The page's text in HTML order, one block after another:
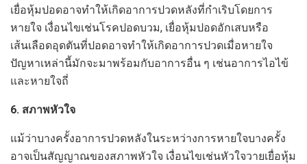
เยื่อหุ้มปอดอาจทำให้เกิดอาการปวดหลังที่กำเริบโดยการ
หายใจ เงื่อนไขเช่นโรคปอดบวม, เยื่อหุ้มปอดอักเสบหรือ
เส้นเลือดอุดตันที่ปอดอาจทำให้เกิดอาการปวดเมื่อหายใจ
ปัญหาเหล่านี้มักจะมาพร้อมกับอาการอื่น ๆ เช่นอาการไอไข้
และหายใจถี่
6. สภาพหัวใจ
แม้ว่าบางครั้งอาการปวดหลังในระหว่างการหายใจบางครั้ง
อาจเป็นสัญญาณของสภาพหัวใจ เงื่อนไขเช่นหัวใจวายเยื่อหุ้ม